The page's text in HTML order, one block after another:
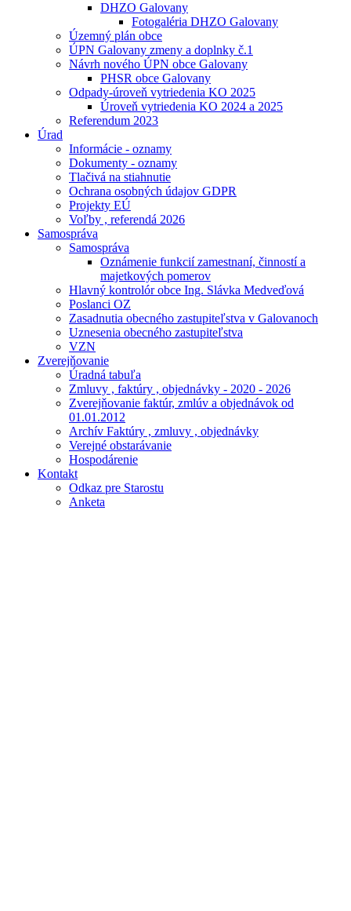
DHZO Galovany
Fotogaléria DHZO Galovany
Územný plán obce
ÚPN Galovany zmeny a doplnky č.1
Návrh nového ÚPN obce Galovany
PHSR obce Galovany
Odpady-úroveň vytriedenia KO 2025
Úroveň vytriedenia KO 2024 a 2025
Referendum 2023
Úrad
Informácie - oznamy
Dokumenty - oznamy
Tlačivá na stiahnutie
Ochrana osobných údajov GDPR
Projekty EÚ
Voľby , referendá 2026
Samospráva
Samospráva
Oznámenie funkcií zamestnaní, činností a
majetkových pomerov
Hlavný kontrolór obce Ing. Slávka Medveďová
Poslanci OZ
Zasadnutia obecného zastupiteľstva v Galovanoch
Uznesenia obecného zastupiteľstva
VZN
Zverejňovanie
Úradná tabuľa
Zmluvy , faktúry , objednávky - 2020 - 2026
Zverejňovanie faktúr, zmlúv a objednávok od
01.01.2012
Archív Faktúry , zmluvy , objednávky
Verejné obstarávanie
Hospodárenie
Kontakt
Odkaz pre Starostu
Anketa